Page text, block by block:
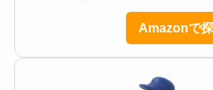
Amazonで